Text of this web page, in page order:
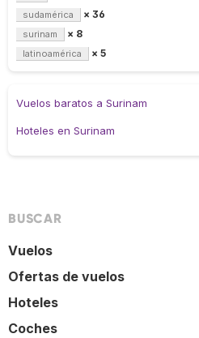
sudamérica × 36
surinam × 8
latinoamérica × 5
Vuelos baratos a Surinam
Hoteles en Surinam
BUSCAR
Vuelos
Ofertas de vuelos
Hoteles
Coches